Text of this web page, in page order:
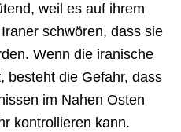
weil es auf ihrem
schwören, dass sie
Wenn die iranische
besteht die Gefahr, dass
im Nahen Osten
kontrollieren kann.